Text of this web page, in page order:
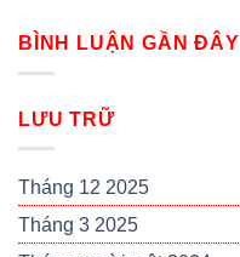
BÌNH LUẬN GẦN ĐÂY
LƯU TRỮ
Tháng 12 2025
Tháng 3 2025